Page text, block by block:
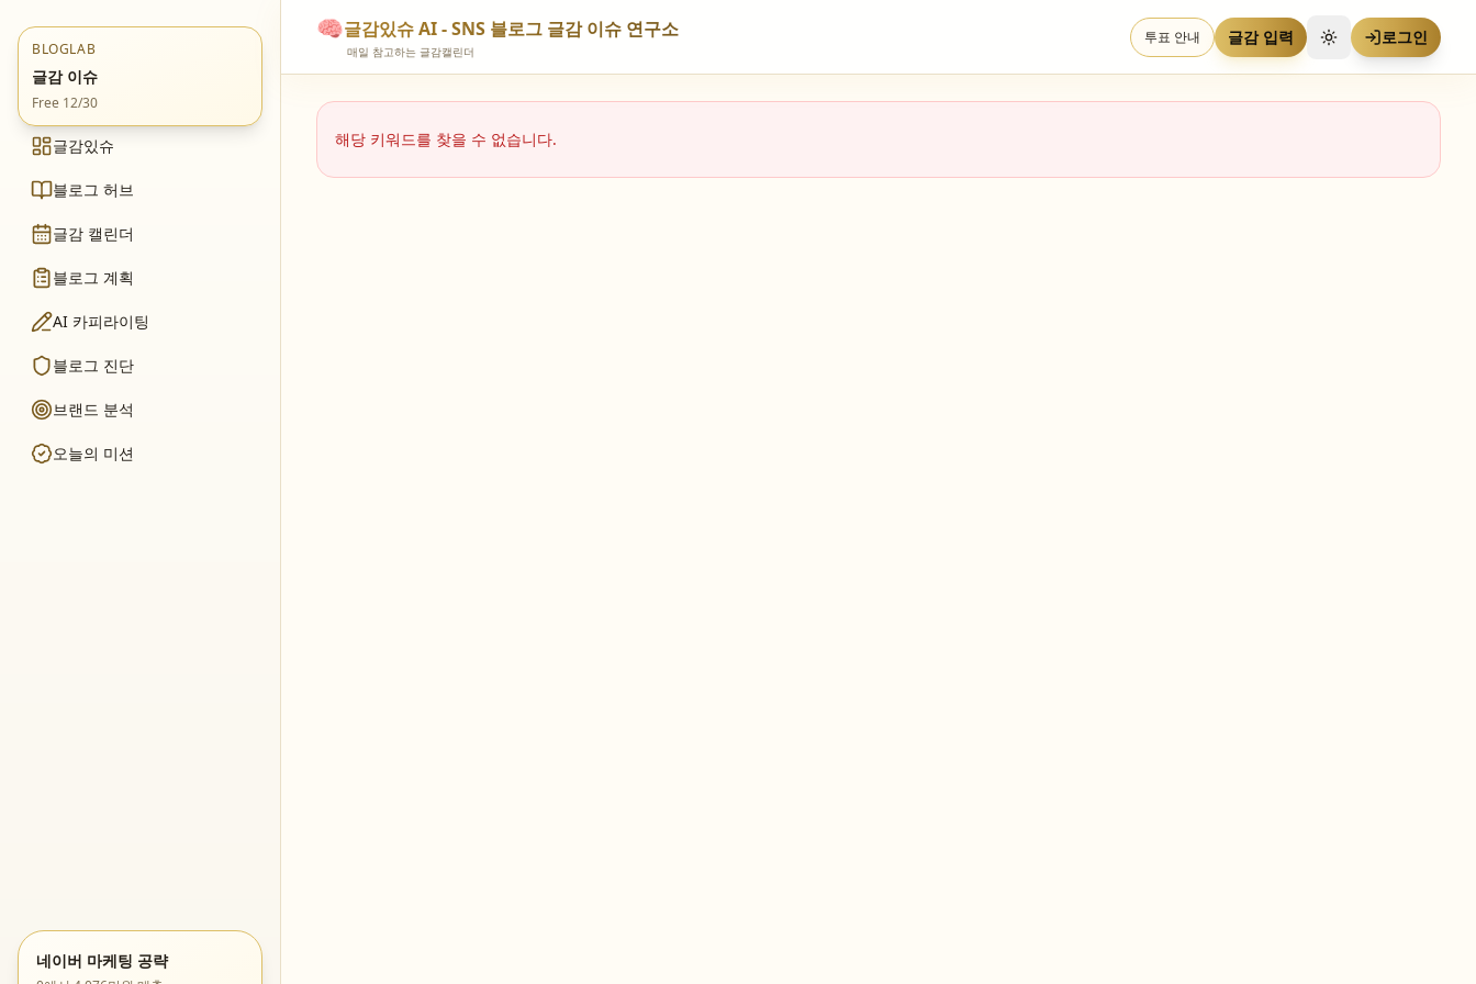
BLOGLAB
글감 이슈
Free 12/30
글감있슈
블로그 허브
글감 캘린더
블로그 계획
AI 카피라이팅
블로그 진단
브랜드 분석
오늘의 미션
네이버 마케팅 공략
🧠글감있슈 AI - SNS 블로그 글감 이슈 연구소
매일 참고하는 글감캘린더
투표 안내 글감 입력 테마 전환로그인
해당 키워드를 찾을 수 없습니다.